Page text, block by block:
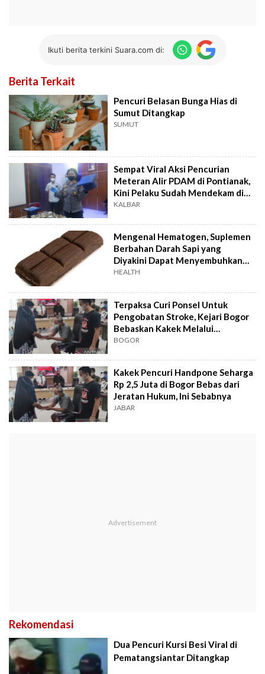
Ikuti berita terkini Suara.com di:
Berita Terkait
Pencuri Belasan Bunga Hias di
Sumut Ditangkap
SUMUT
Sempat Viral Aksi Pencurian
Meteran AIir PDAM di Pontianak,
Kini Pelaku Sudah Mendekam di
Jeruji Besi
KALBAR
Mengenal Hematogen, Suplemen
Berbahan Darah Sapi yang
Diyakini Dapat Menyembuhkan
Anemia dan Malnutrisi
HEALTH
Terpaksa Curi Ponsel Untuk
Pengobatan Stroke, Kejari Bogor
Bebaskan Kakek Melalui
Kebijakan Keadilan Restoratif
BOGOR
Kakek Pencuri Handpone Seharga
Rp 2,5 Juta di Bogor Bebas dari
Jeratan Hukum, Ini Sebabnya
JABAR
Rekomendasi
Dua Pencuri Kursi Besi Viral di
Pematangsiantar Ditangkap